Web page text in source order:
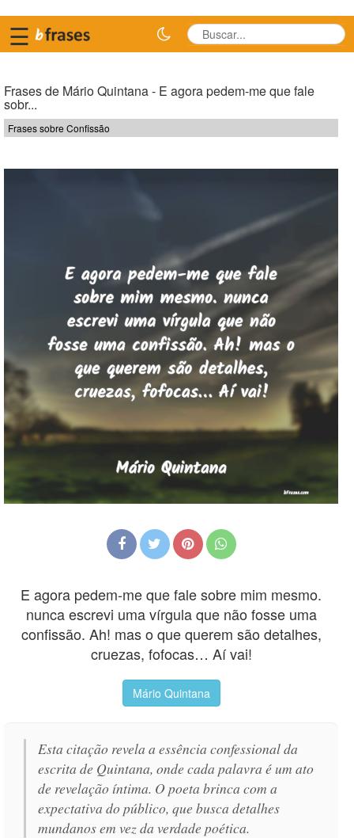
☰
Frases de Mário Quintana - E agora pedem-me que fale
sobr...
Frases sobre Confissão
E agora pedem-me que fale sobre mim mesmo.
nunca escrevi uma vírgula que não fosse uma
confissão. Ah! mas o que querem são detalhes,
cruezas, fofocas… Aí vai!
Mário Quintana
Esta citação revela a essência confessional da
escrita de Quintana, onde cada palavra é um ato
de revelação íntima. O poeta brinca com a
expectativa do público, que busca detalhes
mundanos em vez da verdade poética.